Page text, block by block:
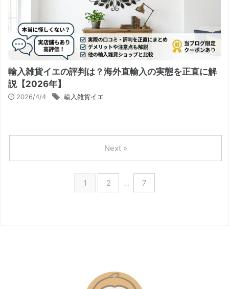
輸入雑貨イエの評判は？海外直輸入の実態を正直に解
説【2026年】
2026/4/4 輸入雑貨イエ
1 2 … 7
Next »